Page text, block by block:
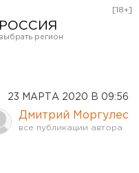
РОССИЯ
Оренбург
[18+]
23 МАРТА 2020 В 09:56
Дмитрий Моргулес